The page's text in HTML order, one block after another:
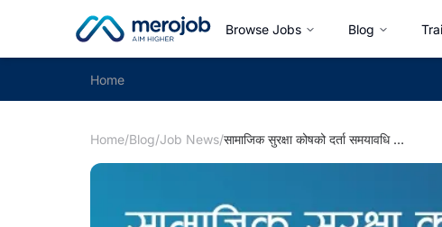
Browse Jobs Blog
Home
Home/Blog/Job News/ सामाजिक सुरक्षा कोषको दर्ता समयावधि सकिदै